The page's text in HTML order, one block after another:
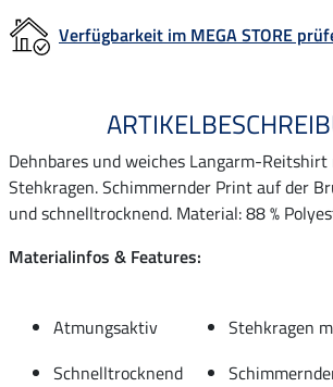
Verfügbarkeit im MEGA STORE
Dehnbares und weiches Langarm-
Stehkragen. Schimmernder Print auf der
und schnelltrocknend. Material: 88 %
Materialinfos & Features:
Atmungsaktiv
Stehkragen
Schnelltrocknend